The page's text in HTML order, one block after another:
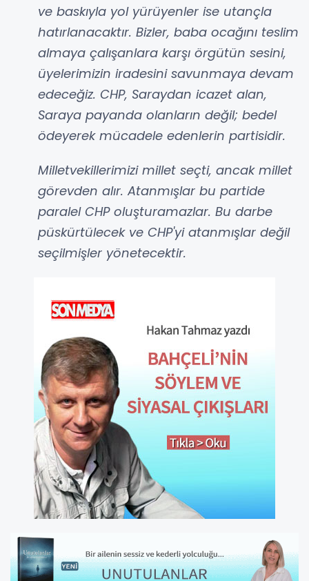
ve baskıyla yol yürüyenler ise utançla
hatırlanacaktır. Bizler, baba ocağını teslim
almaya çalışanlara karşı örgütün sesini,
üyelerimizin iradesini savunmaya devam
edeceğiz. CHP, Saraydan icazet alan,
Saraya payanda olanların değil; bedel
ödeyerek mücadele edenlerin partisidir.
Milletvekillerimizi millet seçti, ancak millet
görevden alır. Atanmışlar bu partide
paralel CHP oluşturamazlar. Bu darbe
püskürtülecek ve CHP'yi atanmışlar değil
seçilmişler yönetecektir.